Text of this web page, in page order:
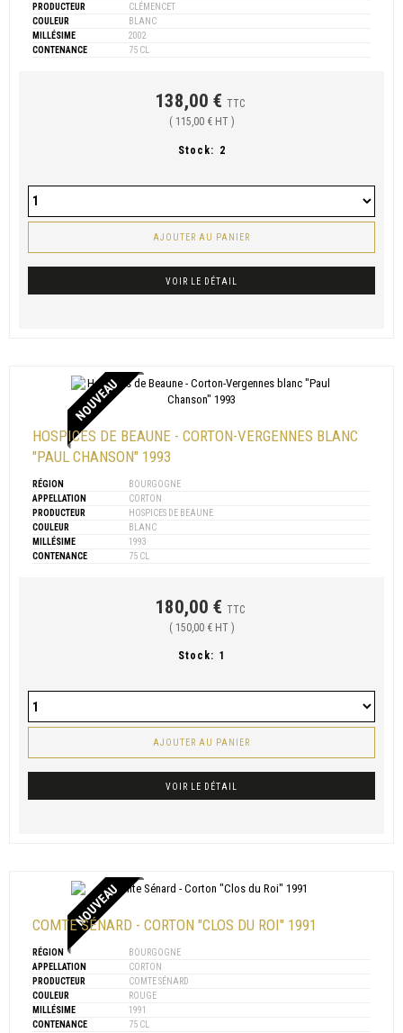
PRODUCTEUR
CLÉMENCET
COULEUR
BLANC
MILLÉSIME
2002
CONTENANCE
75 CL
138,00 € TTC
( 115,00 € HT )
Stock: 2
AJOUTER AU PANIER
VOIR LE DÉTAIL
NOUVEAU
HOSPICES DE BEAUNE - CORTON-VERGENNES BLANC
"PAUL CHANSON" 1993
RÉGION
BOURGOGNE
APPELLATION
CORTON
PRODUCTEUR
HOSPICES DE BEAUNE
COULEUR
BLANC
MILLÉSIME
1993
CONTENANCE
75 CL
180,00 € TTC
( 150,00 € HT )
Stock: 1
AJOUTER AU PANIER
VOIR LE DÉTAIL
NOUVEAU
COMTE SÉNARD - CORTON "CLOS DU ROI" 1991
RÉGION
BOURGOGNE
APPELLATION
CORTON
PRODUCTEUR
COMTE SÉNARD
COULEUR
ROUGE
MILLÉSIME
1991
CONTENANCE
75 CL